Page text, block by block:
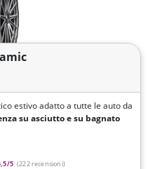
estivo adatto a tutte le auto da
su asciutto e su bagnato
5 (222 recensioni)